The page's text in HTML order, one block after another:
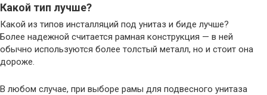
Какой тип лучше?
Какой из типов инсталляций под унитаз и биде лучше?
Более надежной считается рамная конструкция — в ней
обычно используются более толстый металл, но и стоит она
дороже.
В любом случае, при выборе рамы для подвесного унитаза